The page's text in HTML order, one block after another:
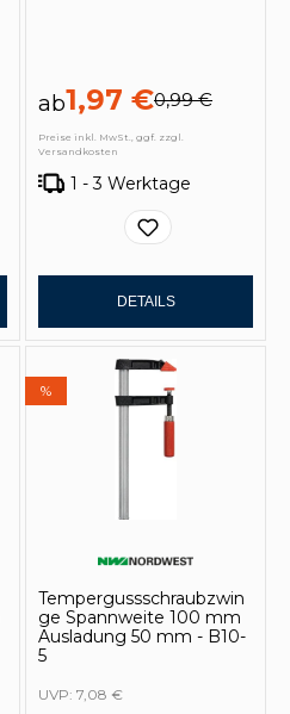
ab1,97 €0,99 €
Preise inkl. MwSt., ggf. zzgl.
Versandkosten
1 - 3 Werktage
DETAILS
%
Tempergussschraubzwin
ge Spannweite 100 mm
Ausladung 50 mm - B10-
5
UVP: 7,08 €